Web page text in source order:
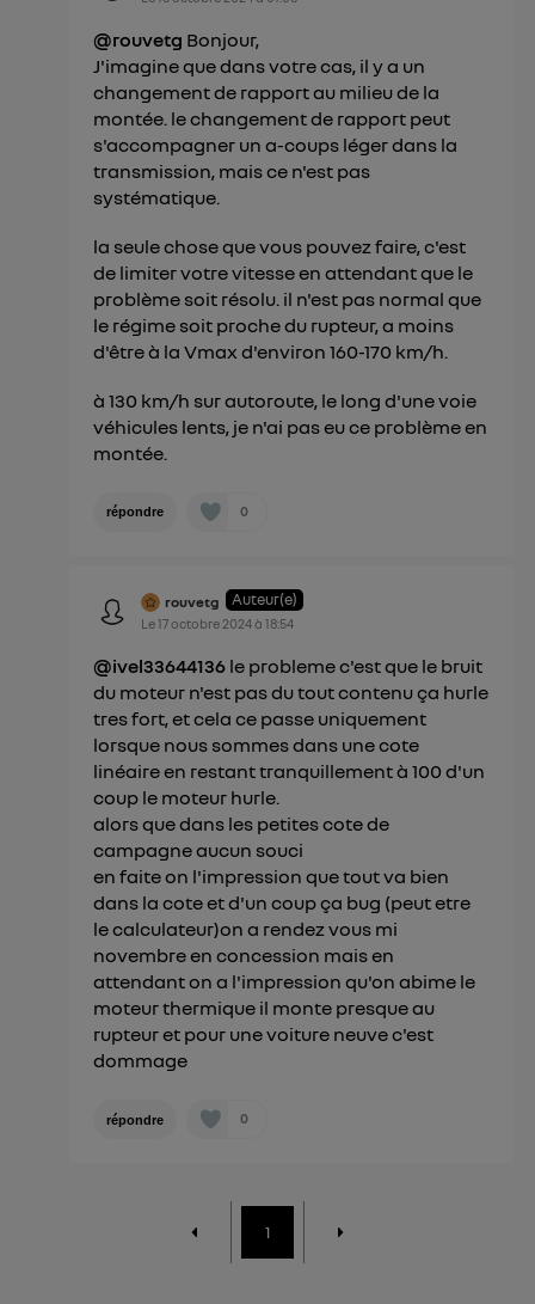
@rouvetg Bonjour,
J'imagine que dans votre cas, il y a un
changement de rapport au milieu de la
montée. le changement de rapport peut
s'accompagner un a-coups léger dans la
transmission, mais ce n'est pas
systématique.
la seule chose que vous pouvez faire, c'est
de limiter votre vitesse en attendant que le
problème soit résolu. il n'est pas normal que
le régime soit proche du rupteur, a moins
d'être à la Vmax d'environ 160-170 km/h.
à 130 km/h sur autoroute, le long d'une voie
véhicules lents, je n'ai pas eu ce problème en
montée.
répondre 0
rouvetg Auteur(e)
Le17 octobre 2024à18:54
@ivel33644136 le probleme c'est que le bruit
du moteur n'est pas du tout contenu ça hurle
tres fort, et cela ce passe uniquement
lorsque nous sommes dans une cote
linéaire en restant tranquillement à 100 d'un
coup le moteur hurle.
alors que dans les petites cote de
campagne aucun souci
en faite on l'impression que tout va bien
dans la cote et d'un coup ça bug (peut etre
le calculateur)on a rendez vous mi
novembre en concession mais en
attendant on a l'impression qu'on abime le
moteur thermique il monte presque au
rupteur et pour une voiture neuve c'est
dommage
répondre 0
1